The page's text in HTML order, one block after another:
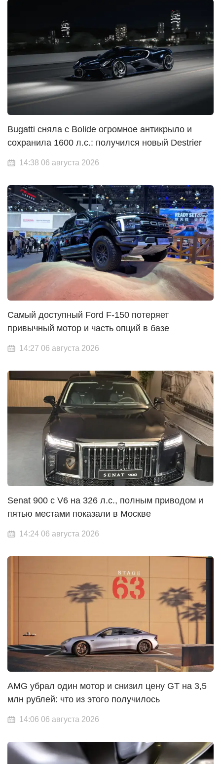
Bugatti сняла с Bolide огромное антикрыло и
сохранила 1600 л.с.: получился новый Destrier
14:38 06 августа 2026
Самый доступный Ford F-150 потеряет
привычный мотор и часть опций в базе
14:27 06 августа 2026
Senat 900 с V6 на 326 л.с., полным приводом и
пятью местами показали в Москве
14:24 06 августа 2026
AMG убрал один мотор и снизил цену GT на 3,5
млн рублей: что из этого получилось
14:06 06 августа 2026